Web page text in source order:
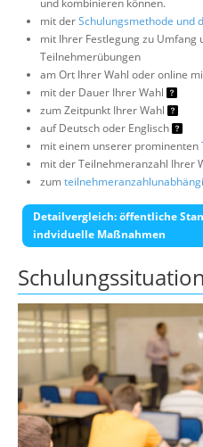
und kombinieren können.
mit derSchulungsmethode und
mit Ihrer Festlegung zu Umfang
Teilnehmerübungen
am Ort Ihrer Wahl oder online
mit der Dauer Ihrer Wahl
zum Zeitpunkt Ihrer Wahl
auf Deutsch oder Englisch
mit einem unserer prominenten
mit der Teilnehmeranzahl Ihrer
zum
Detailvergleich: öffentliche
indviduelle Maßnahmen